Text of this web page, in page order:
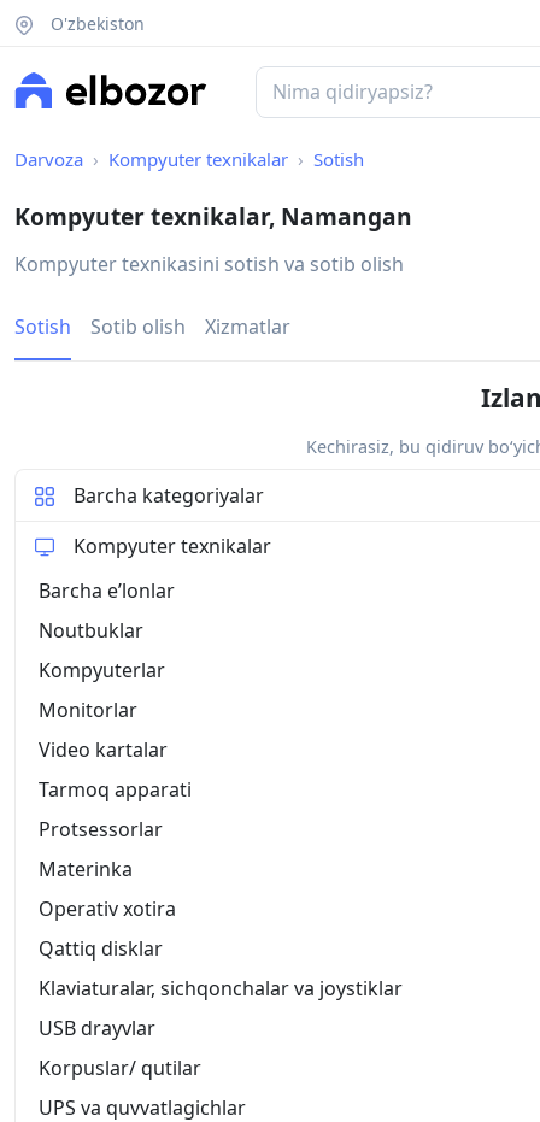
O'zbekiston
Darvoza Kompyuter texnikalar Sotish
Kompyuter texnikalar, Namangan
Kompyuter texnikasini sotish va sotib olish
Sotish Sotib olish Xizmatlar
Kechirasiz, bu qidiruv
Barcha kategoriyalar
Kompyuter texnikalar
Barcha eʼlonlar
Noutbuklar
Kompyuterlar
Monitorlar
Video kartalar
Tarmoq apparati
Protsessorlar
Materinka
Operativ xotira
Qattiq disklar
Klaviaturalar, sichqonchalar va joystiklar
USB drayvlar
Korpuslar/ qutilar
UPS va quvvatlagichlar